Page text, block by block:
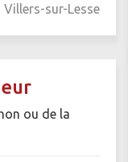
Villers-sur-Lesse
ou de la